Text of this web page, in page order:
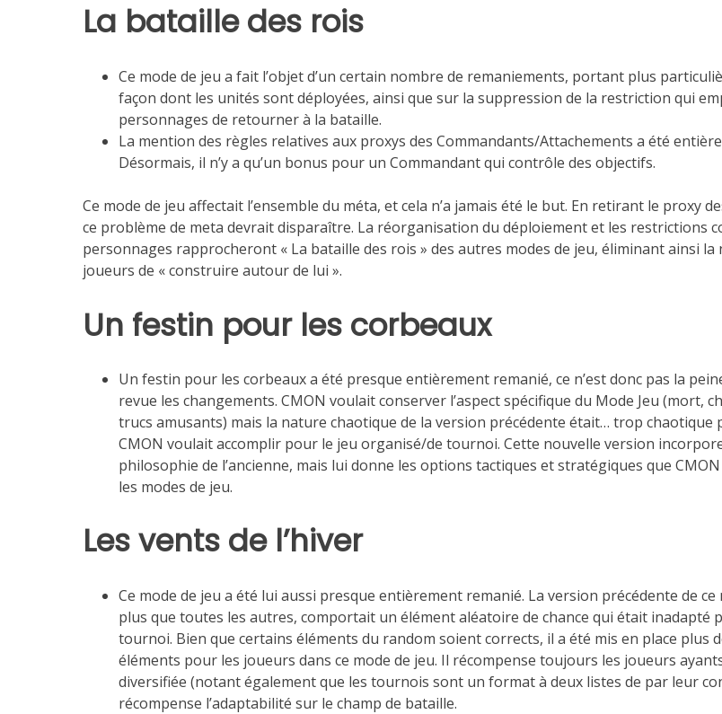
La bataille des rois
Ce mode de jeu a fait l’objet d’un certain nombre de remaniements, portant plus
façon dont les unités sont déployées, ainsi que sur la suppression de la restriction qui
personnages de retourner à la bataille.
La mention des règles relatives aux proxys des Commandants/Attachements a été
Désormais, il n’y a qu’un bonus pour un Commandant qui contrôle des objectifs.
Ce mode de jeu affectait l’ensemble du méta, et cela n’a jamais été le but. En retirant le proxy
ce problème de meta devrait disparaître. La réorganisation du déploiement et les restrictions
personnages rapprocheront « La bataille des rois » des autres modes de jeu, éliminant ainsi la
joueurs de « construire autour de lui ».
Un festin pour les corbeaux
Un festin pour les corbeaux a été presque entièrement remanié, ce n’est donc pas la
revue les changements. CMON voulait conserver l’aspect spécifique du Mode Jeu (mort,
trucs amusants) mais la nature chaotique de la version précédente était… trop chaotique
CMON voulait accomplir pour le jeu organisé/de tournoi. Cette nouvelle version
philosophie de l’ancienne, mais lui donne les options tactiques et stratégiques que
les modes de jeu.
Les vents de l’hiver
Ce mode de jeu a été lui aussi presque entièrement remanié. La version précédente de ce
plus que toutes les autres, comportait un élément aléatoire de chance qui était inadapté
tournoi. Bien que certains éléments du random soient corrects, il a été mis en place plus
éléments pour les joueurs dans ce mode de jeu. Il récompense toujours les joueurs
diversifiée (notant également que les tournois sont un format à deux listes de par leur
récompense l’adaptabilité sur le champ de bataille.